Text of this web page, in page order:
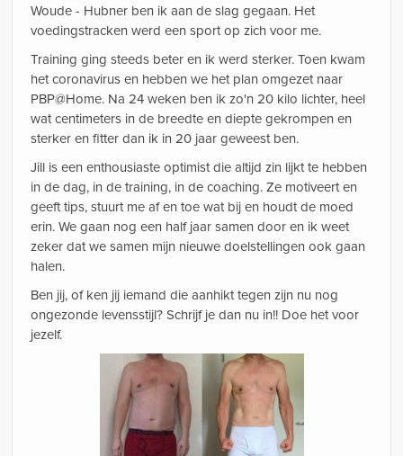
Woude - Hubner ben ik aan de slag gegaan. Het
voedingstracken werd een sport op zich voor me.
Training ging steeds beter en ik werd sterker. Toen kwam
het coronavirus en hebben we het plan omgezet naar
PBP@Home. Na 24 weken ben ik zo'n 20 kilo lichter, heel
wat centimeters in de breedte en diepte gekrompen en
sterker en fitter dan ik in 20 jaar geweest ben.
Jill is een enthousiaste optimist die altijd zin lijkt te hebben
in de dag, in de training, in de coaching. Ze motiveert en
geeft tips, stuurt me af en toe wat bij en houdt de moed
erin. We gaan nog een half jaar samen door en ik weet
zeker dat we samen mijn nieuwe doelstellingen ook gaan
halen.
Ben jij, of ken jij iemand die aanhikt tegen zijn nu nog
ongezonde levensstijl? Schrijf je dan nu in!! Doe het voor
jezelf.